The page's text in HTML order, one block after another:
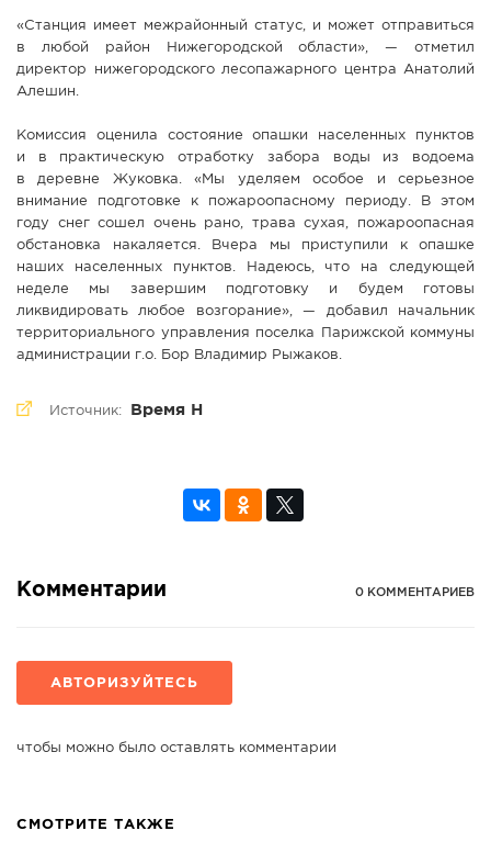
«Станция имеет межрайонный статус, и может отправиться
в любой район Нижегородской области», — отметил
директор нижегородского лесопажарного центра Анатолий
Алешин.
Комиссия оценила состояние опашки населенных пунктов
и в практическую отработку забора воды из водоема
в деревне Жуковка. «Мы уделяем особое и серьезное
внимание подготовке к пожароопасному периоду. В этом
году снег сошел очень рано, трава сухая, пожароопасная
обстановка накаляется. Вчера мы приступили к опашке
наших населенных пунктов. Надеюсь, что на следующей
неделе мы завершим подготовку и будем готовы
ликвидировать любое возгорание», — добавил начальник
территориального управления поселка Парижской коммуны
администрации г.о. Бор Владимир Рыжаков.
Источник: Время Н
Комментарии 0 КОММЕНТАРИЕВ
АВТОРИЗУЙТЕСЬ
чтобы можно было оставлять комментарии
СМОТРИТЕ ТАКЖЕ